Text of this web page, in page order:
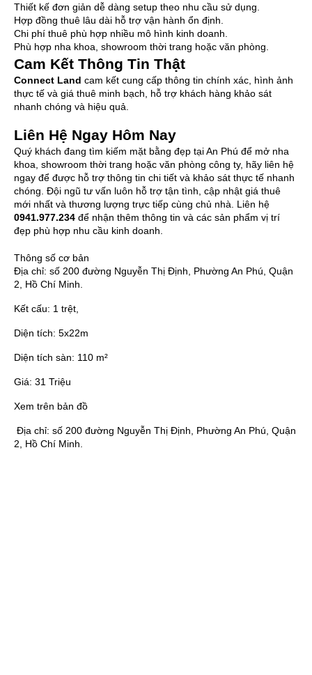
Thiết kế đơn giản dễ dàng setup theo nhu cầu sử dụng.
Hợp đồng thuê lâu dài hỗ trợ vận hành ổn định.
Chi phí thuê phù hợp nhiều mô hình kinh doanh.
Phù hợp nha khoa, showroom thời trang hoặc văn phòng.
Cam Kết Thông Tin Thật
Connect Land cam kết cung cấp thông tin chính xác, hình ảnh
thực tế và giá thuê minh bạch, hỗ trợ khách hàng khảo sát
nhanh chóng và hiệu quả.
Liên Hệ Ngay Hôm Nay
Quý khách đang tìm kiếm mặt bằng đẹp tại An Phú để mở nha
khoa, showroom thời trang hoặc văn phòng công ty, hãy liên hệ
ngay để được hỗ trợ thông tin chi tiết và khảo sát thực tế nhanh
chóng. Đội ngũ tư vấn luôn hỗ trợ tận tình, cập nhật giá thuê
mới nhất và thương lượng trực tiếp cùng chủ nhà. Liên hệ
0941.977.234 để nhận thêm thông tin và các sản phẩm vị trí
đẹp phù hợp nhu cầu kinh doanh.
Thông số cơ bản
Địa chỉ: số 200 đường Nguyễn Thị Định, Phường An Phú, Quận
2, Hồ Chí Minh.
Kết cấu: 1 trệt,
Diện tích: 5x22m
Diện tích sàn: 110 m²
Giá: 31 Triệu
Xem trên bản đồ
Địa chỉ: số 200 đường Nguyễn Thị Định, Phường An Phú, Quận
2, Hồ Chí Minh.